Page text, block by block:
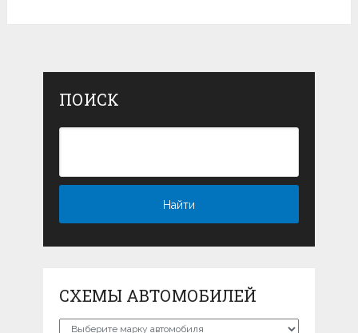
ПОИСК
СХЕМЫ АВТОМОБИЛЕЙ
Схемы